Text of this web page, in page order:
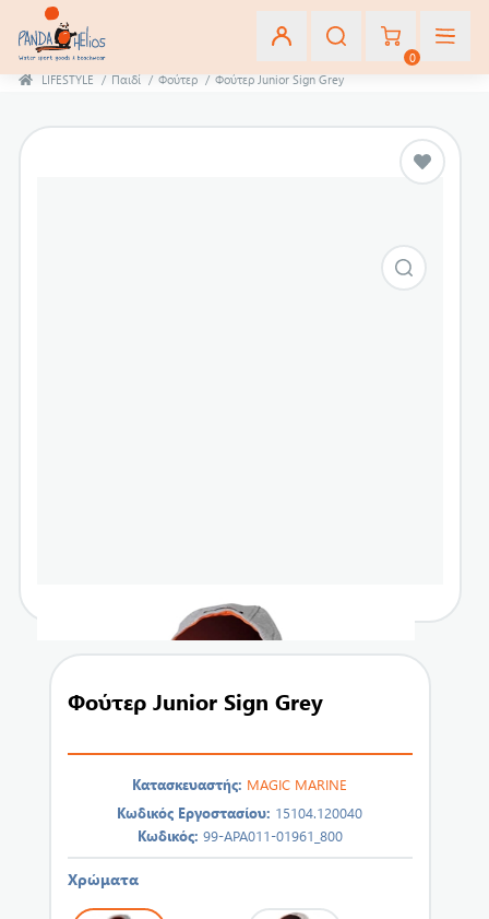
0
LIFESTYLE / Παιδί / Φούτερ / Φούτερ Junior Sign Grey
Φούτερ Junior Sign Grey
Κατασκευαστής: MAGIC MARINE
Κωδικός Εργοστασίου: 15104.120040
Κωδικός: 99-APA011-01961_800
Χρώματα